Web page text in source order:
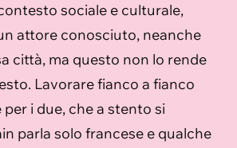
sociale e culturale,
attore conosciuto, neanche
città, ma questo non lo rende
Lavorare fianco a fianco
i due, che a stento si
parla solo francese e qualche